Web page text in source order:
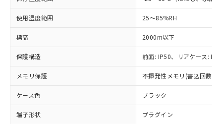
使用湿度範囲 25～85%RH
標高 2000m以下
保護構造 前面: IP50、リアケース:
メモリ保護 不揮発性メモリ(書込回数:
ケース色 ブラック
端子形状 プラグイン
本サービスの対象外となる商品もある
記載している更新日時点での社内デー
タに基づき作成されるものであり、閲
覧された時点での実際の在庫および標
準価格とは異なる場合があることをご
正式な納期状況および標準価格はお客
様のお取引先、またはお客様担当のオ
ムロン制御機器販売店・当社販売員に
仕入先様の事情により、非含有部品として
いたものが、含有品と判明した場合などや
むを得ず変更することがあります。
鉛(Pb) 1000ppm以下、 水銀(Hg) 1000ppm以下、 カド
ミウム(Cd) 100ppm以下、
類(PBB) 1000ppm以下、ポリ臭化ジフェニルエーテル類
(PBDE) 1000ppm以下、フタル酸ビス(2-エチルヘキシ
ル) (DEHP)(別名：DOP) 1000ppm以下、フタル酸ブチ
ルベンジル（BBP） 1000ppm以下、フタル酸ジブチル
（DBP） 1000ppm以下、フタル酸ジイソブチル
(DIBP) 1000ppm以下
「×」：最大均質材料含有率が中国RoHSの
基準値を超えていることを示します。
「－」：未確認です。当社販売部門へお問
*中国RoHS10物質の基準値 (GB/T26572)：
ム) : 100ppm、
Cr(Ⅵ)(六価クロム) : 1000ppm、 PBBs(ポリ臭化ビフェ
ニル類) : 1000ppm、 PBDEs(ポリ臭化ジフェニルエーテ
DBP(フタル酸ジブチル) : 1000ppm、 DIBP(フタル酸ジ
ル) : 1000ppm、
当社は、これら貴社製品のうち、外国
為替および外国貿易法に定める商品
（以下｢規制貨物等」という）を輸出
または国外への提供する場合は、日本
国政府の輸出許可(または役務取引許
当社は規制貨物を破棄する場合は、完
全に破砕するなど、違法に輸出されな
いよう必要な手段を講じます。
一定数以上の在庫あり
一定数には満たないが在庫あり